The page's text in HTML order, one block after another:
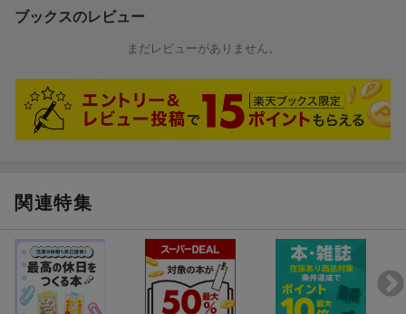
し、紙媒体ではなく、耳で聴くオーディオブックとして販売・普
及することを決意。以来、ジェームズ・アレンをはじめ、その妻
リリー・Ｌ・アレンの著作など、世界の自己啓発古典を翻訳し、
籍が刊行された当時に掲載されていたものです）
ブックスのレビュー
まだレビューがありません。
関連特集